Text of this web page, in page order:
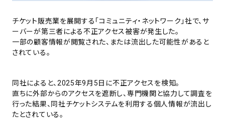
チケット販売業を展開する「コミュニティ・ネットワーク」社で、サ
ーバーが第三者による不正アクセス被害が発生した。
一部の顧客情報が閲覧された、または流出した可能性があると
されている。
同社によると、2025年9月5日に不正アクセスを検知。
直ちに外部からのアクセスを遮断し、専門機関と協力して調査を
行った結果、同社チケットシステムを利用する個人情報が流出し
たとされている。